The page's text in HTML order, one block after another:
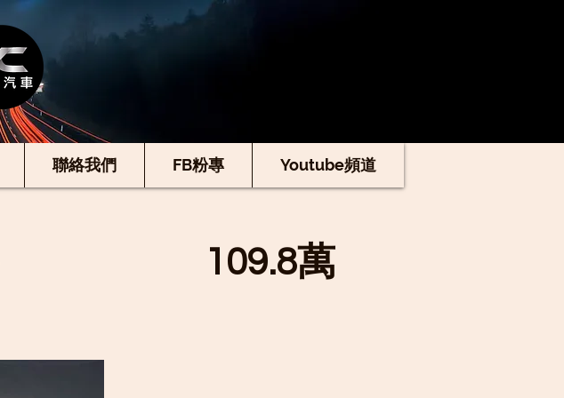
聯絡我們 FB粉專 Youtube頻道
109.8萬